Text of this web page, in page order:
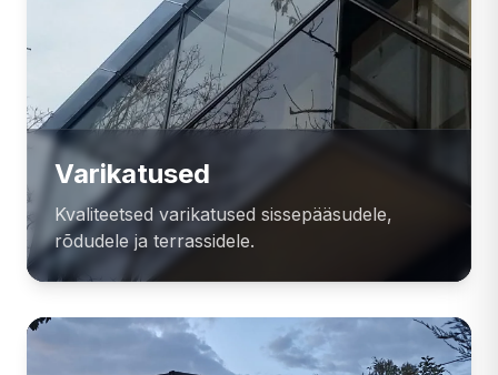
Varikatused
Kvaliteetsed varikatused sissepääsudele,
rõdudele ja terrassidele.